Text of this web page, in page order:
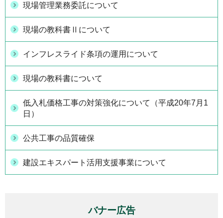
現場管理業務委託について
現場の教科書Ⅱについて
インフレスライド条項の運用について
現場の教科書について
低入札価格工事の対策強化について（平成20年7月1
日）
公共工事の品質確保
建設エキスパート活用支援事業について
バナー広告